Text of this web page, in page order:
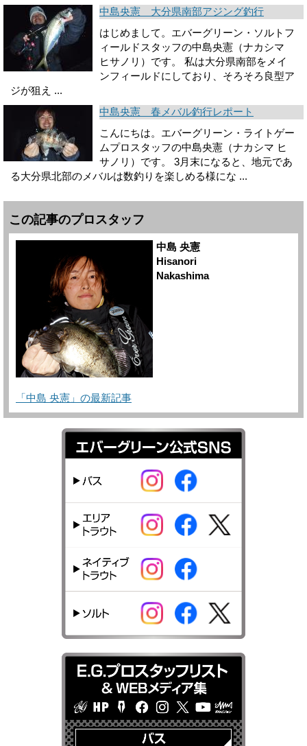
中島央憲 大分県南部アジング釣行
はじめまして。エバーグリーン・ソルトフ
ィールドスタッフの中島央憲（ナカシマ
ヒサノリ）です。 私は大分県南部をメイ
ンフィールドにしており、そろそろ良型ア
ジが狙え ...
中島央憲 春メバル釣行レポート
こんにちは。エバーグリーン・ライトゲー
ムプロスタッフの中島央憲（ナカシマ ヒ
サノリ）です。 3月末になると、地元であ
る大分県北部のメバルは数釣りを楽しめる様にな ...
この記事のプロスタッフ
中島 央憲
Hisanori
Nakashima
「中島 央憲」の最新記事